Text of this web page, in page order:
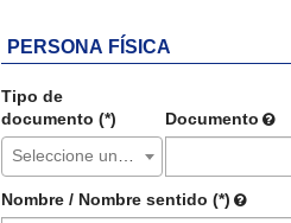
PERSONA FÍSICA
Tipo de
documento (*)
Seleccione un valor...
Documento
Nombre / Nombre sentido (*)